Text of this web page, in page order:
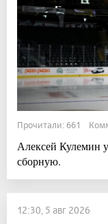
Прочитали: 661
Алексей Кулемин
сборную.
12:30, 5 авг 2026